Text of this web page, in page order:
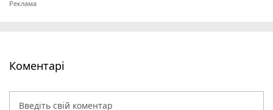
Коментарі